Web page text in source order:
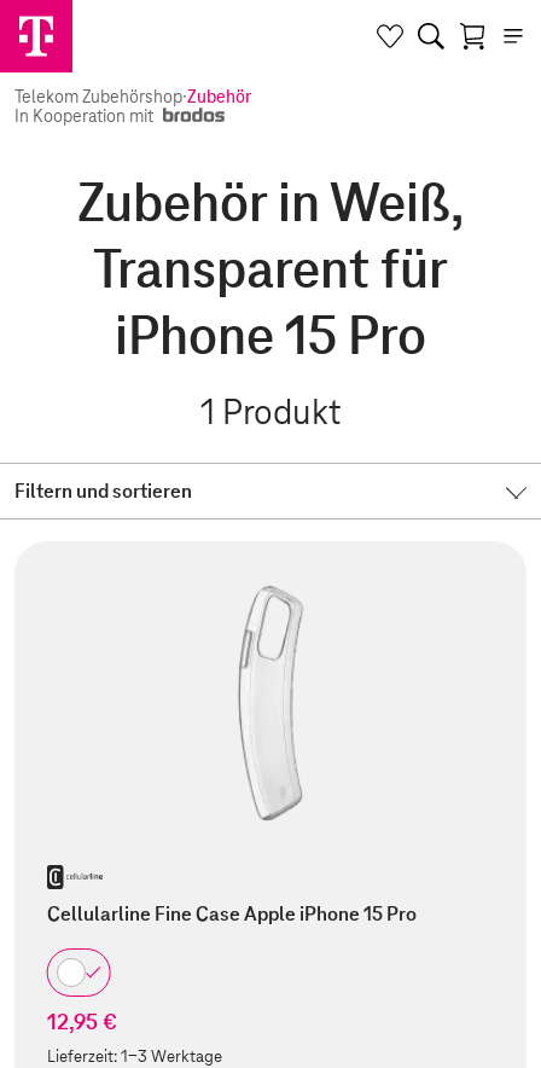
Telekom Zubehörshop·Zubehör
In Kooperation mit
Zubehör in Weiß,
Transparent für
iPhone 15 Pro
1 Produkt
Filtern und sortieren
Cellularline Fine Case Apple iPhone 15 Pro
12,95 €
Lieferzeit:1-3 Werktage